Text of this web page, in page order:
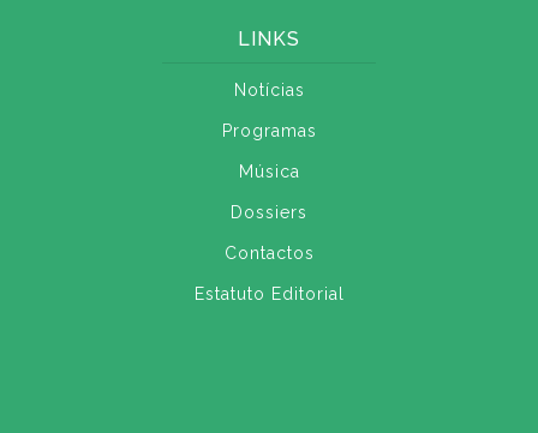
LINKS
Notícias
Programas
Música
Dossiers
Contactos
Estatuto Editorial